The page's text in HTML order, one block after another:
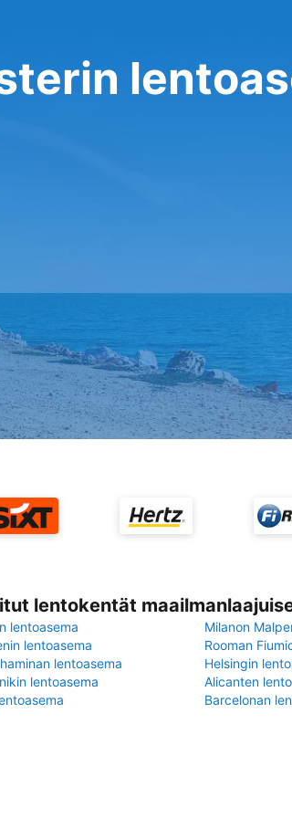
lentokentät
lentoasema
Milanon
lentoasema
Rooman
lentoasema
Helsingin
lentoasema
Alicanten
Barcelonan